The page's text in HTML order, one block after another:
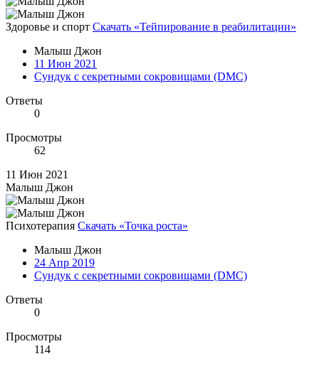
Здоровье и спорт Скачать «Тейпирование в реабилитации»
Малыш Джон
11 Июн 2021
Сундук с секретными сокровищами (DMC)
Ответы
0
Просмотры
62
11 Июн 2021
Малыш Джон
Психотерапия Скачать «Точка роста»
Малыш Джон
24 Апр 2019
Сундук с секретными сокровищами (DMC)
Ответы
0
Просмотры
114